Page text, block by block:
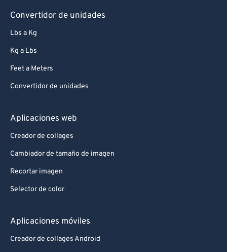
Convertidor de unidades
Lbs a Kg
Kg a Lbs
Feet a Meters
Convertidor de unidades
Aplicaciones web
Creador de collages
Cambiador de tamaño de imagen
Recortar imagen
Selector de color
Aplicaciones móviles
Creador de collages Android